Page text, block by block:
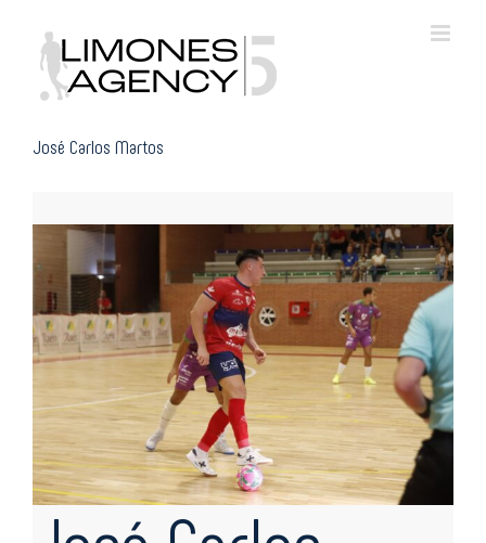
content
José Carlos Martos